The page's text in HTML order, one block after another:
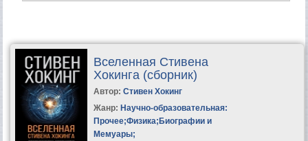
Вселенная Стивена
Хокинга (сборник)
Автор: Стивен Хокинг
Жанр: Научно-образовательная:
Прочее;Физика; Биографии и
Мемуары;